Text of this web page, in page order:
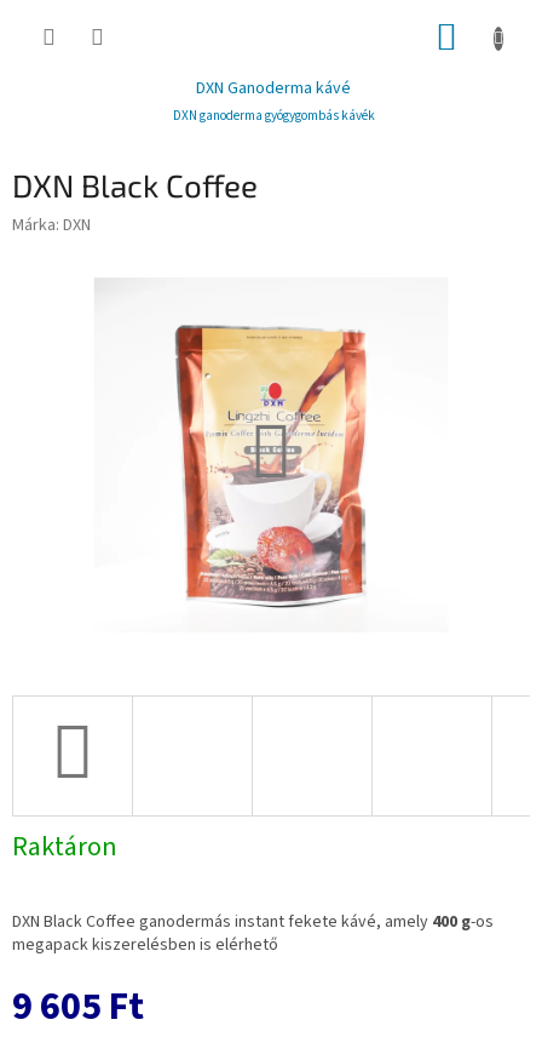
DXN Ganoderma kávé
DXN ganoderma gyógygombás kávék
KOSÁR
DXN Black Coffee
Márka: DXN
Raktáron
DXN Black Coffee ganodermás instant fekete kávé, amely 400 g-os
megapack kiszerelésben is elérhető
9 605 Ft